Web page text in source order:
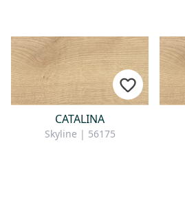
CATALINA
Skyline | 56175